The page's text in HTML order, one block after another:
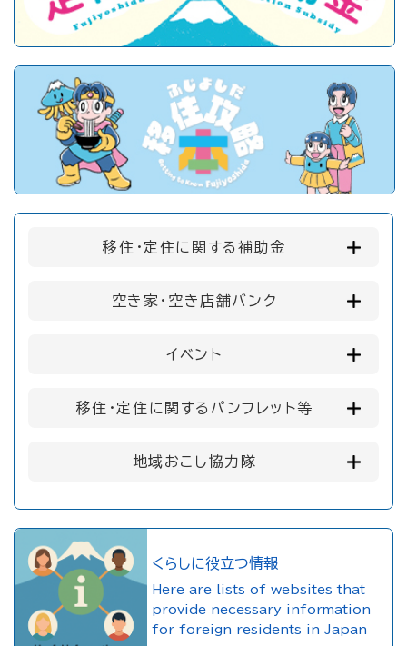
移住・定住に関する補助金
空き家・空き店舗バンク
イベント
移住・定住に関するパンフレット等
地域おこし協力隊
くらしに役立つ情報
Here are lists of websites that
provide necessary information
for foreign residents in Japan